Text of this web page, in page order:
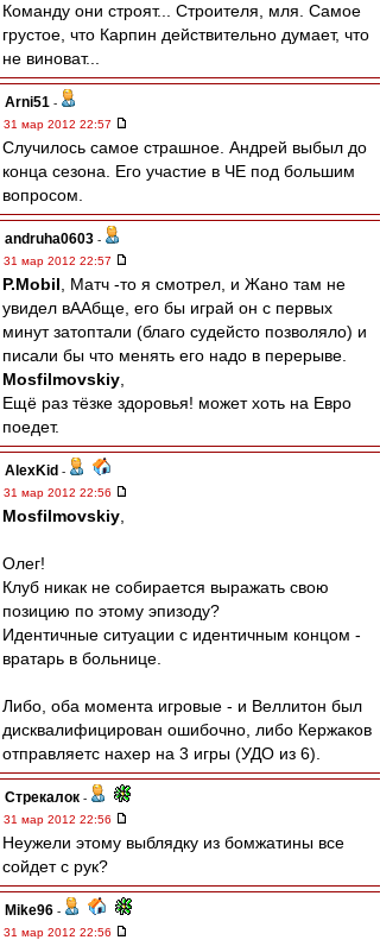
Команду они строят... Строителя, мля. Самое
грустое, что Карпин действительно думает, что
не виноват...
Arni51 -
31 мар 2012 22:57
Случилось самое страшное. Андрей выбыл до
конца сезона. Его участие в ЧЕ под большим
вопросом.
andruha0603 -
31 мар 2012 22:57
P.Mobil , Матч -то я смотрел, и Жано там не
увидел вААбще, его бы играй он с первых
минут затоптали (благо судейсто позволяло) и
писали бы что менять его надо в перерыве.
Mosfilmovskiy
Ещё раз тёзке здоровья! может хоть на Евро
поедет.
AlexKid -
31 мар 2012 22:56
Mosfilmovskiy
Олег!
Клуб никак не собирается выражать свою
позицию по этому эпизоду?
Идентичные ситуации с идентичным концом -
вратарь в больнице.
Либо, оба момента игровые - и Веллитон был
дисквалифицирован ошибочно, либо Кержаков
отправляетс нахер на 3 игры (УДО из 6).
Стрекалок -
31 мар 2012 22:56
Неужели этому выблядку из бомжатины все
сойдет с рук?
Mike96 -
31 мар 2012 22:56